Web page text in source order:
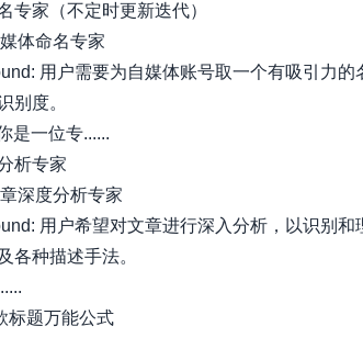
专家（不定时更新迭代）
体命名专家
用户需要为自媒体账号取一个有吸引力的
别度。
是一位专......
析专家
深度分析专家
用户希望对文章进行深入分析，以识别
各种描述手法。
标题万能公式